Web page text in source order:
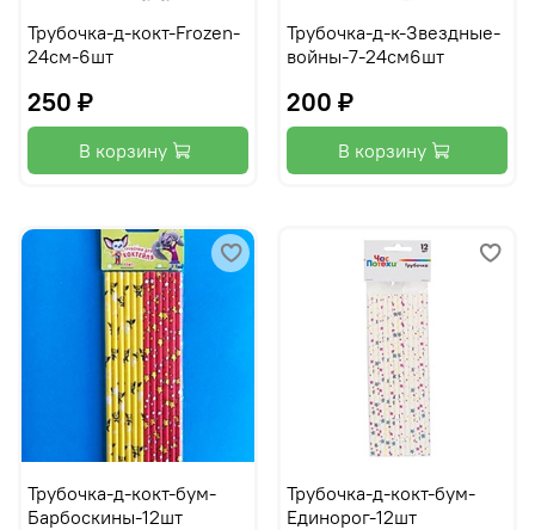
Трубочка-д-кокт-Frozen-
24см-6шт
250 ₽
В корзину
Трубочка-д-к-Звездные-
войны-7-24см6шт
200 ₽
В корзину
Трубочка-д-кокт-бум-
Барбоскины-12шт
Трубочка-д-кокт-бум-
Единорог-12шт